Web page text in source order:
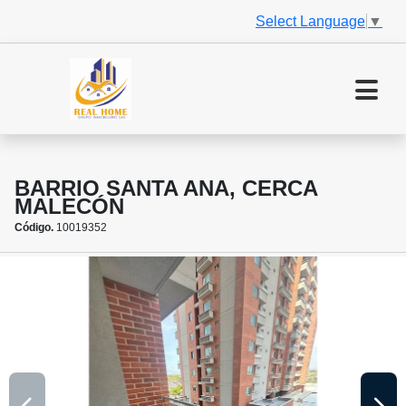
Select Language ▼
BARRIO SANTA ANA, CERCA
MALECÓN
Código. 10019352